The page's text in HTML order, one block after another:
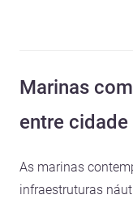
Marinas
entre cidade
As marinas
infraestruturas